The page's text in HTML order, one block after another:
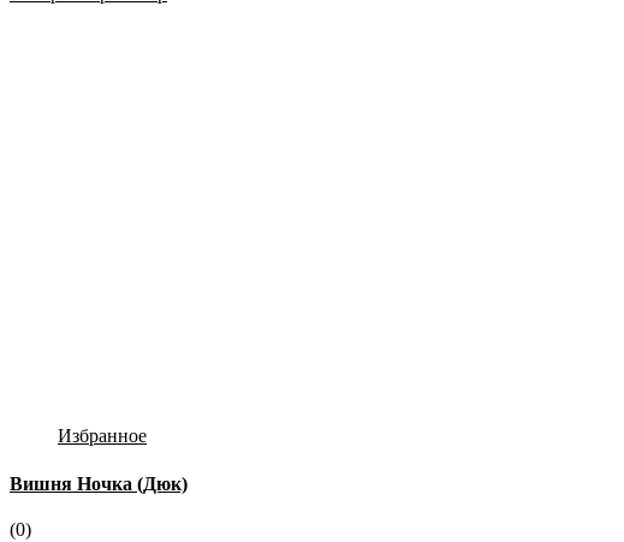
Избранное
Вишня Ночка (Дюк)
(0)